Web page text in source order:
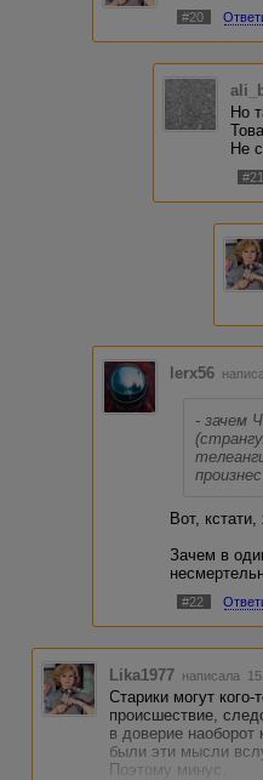
На два часа вы
- почему автор
всплыло - это
- почему "Майор"
- зачем ЧП так
брахиметатарзия,
служивый все это
#20
Но
Не
#21
lerx56
- зачем
Вот,
Зачем в
#22
Lika1977 написала
Старики могут
происшествие,
в доверие наоборот
были эти мысли
Поэтому минус.